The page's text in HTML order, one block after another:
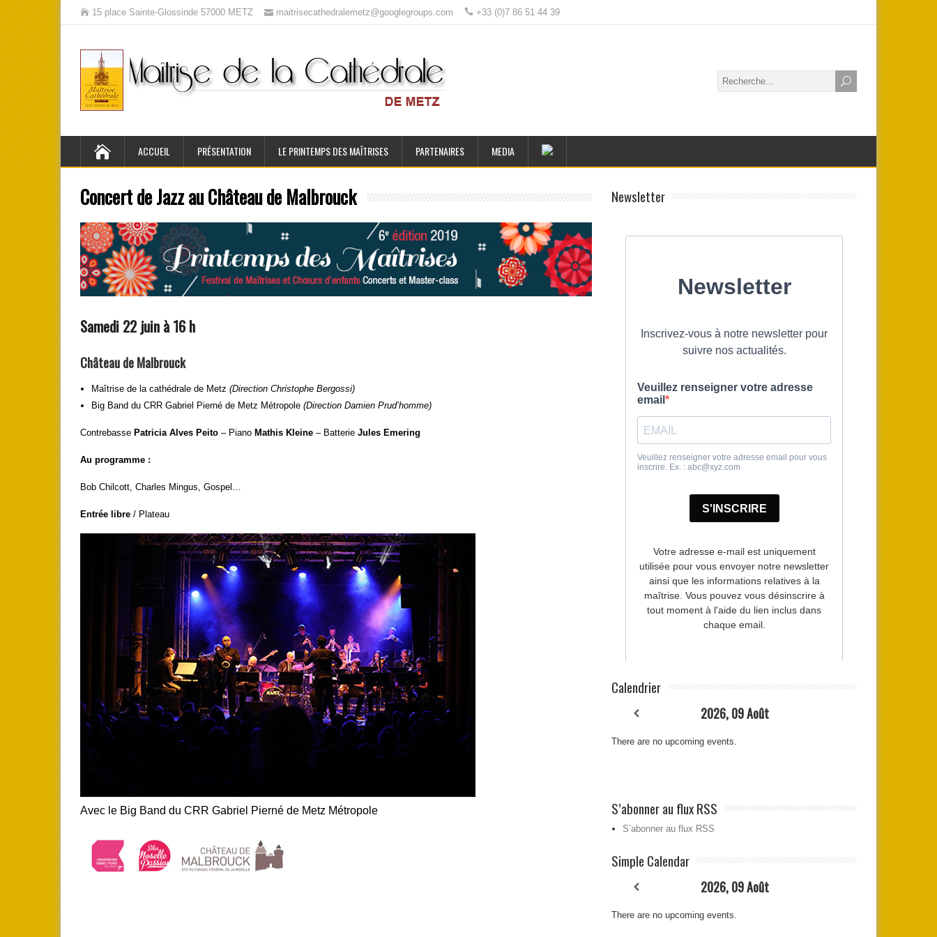
15 place Sainte-Glossinde 57000 METZ maitrisecathedralemetz@googlegroups.com +33 (0)7 86 51 44 39
ACCUEIL PRÉSENTATION LE PRINTEMPS DES MAÎTRISES PARTENAIRES MEDIA
Concert de Jazz au Château de Malbrouck
Samedi 22 juin à 16 h
Château de Malbrouck
Maîtrise de la cathédrale de Metz (Direction Christophe Bergossi)
Big Band du CRR Gabriel Pierné de Metz Métropole (Direction Damien Prud’homme)
Contrebasse Patricia Alves Peito – Piano Mathis Kleine – Batterie Jules Emering
Au programme :
Bob Chilcott, Charles Mingus, Gospel…
Entrée libre / Plateau
Avec le Big Band du CRR Gabriel Pierné de Metz Métropole
Newsletter
Calendrier
2026, 09 Août
There are no upcoming events.
S’abonner au flux RSS
S’abonner au flux RSS
Simple Calendar
2026, 09 Août
There are no upcoming events.